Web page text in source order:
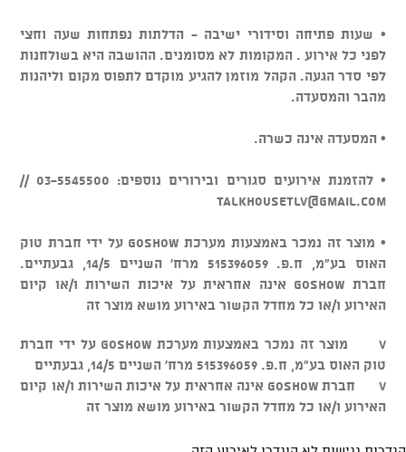
• שעות פתיחה וסידורי ישיבה - הדלתות נפתחות שעה וחצי
לפני כל אירוע . המקומות לא מסומנים. ההושבה היא בשולחנות
לפי סדר הגעה. הקהל מוזמן להגיע מוקדם לתפוס מקום וליהנות
מהבר והמסעדה.
• המסעדה אינה כשרה.
• להזמנת אירועים סגורים ובירורים נוספים: 03-5545500 //
talkhousetlv@gmail.com
• מוצר זה נמכר באמצעות מערכת GOSHOW על ידי חברת טוק
האוס בע"מ, ח.פ. 515396059 מרח' השניים 14/5, גבעתיים.
חברת GOSHOW אינה אחראית על איכות השירות ו/או קיום
האירוע ו/או כל מחדל הקשור באירוע מושא מוצר זה
v מוצר זה נמכר באמצעות מערכת GOSHOW על ידי חברת
טוק האוס בע"מ, ח.פ. 515396059 מרח' השניים 14/5, גבעתיים
v חברת GOSHOW אינה אחראית על איכות השירות ו/או קיום
האירוע ו/או כל מחדל הקשור באירוע מושא מוצר זה